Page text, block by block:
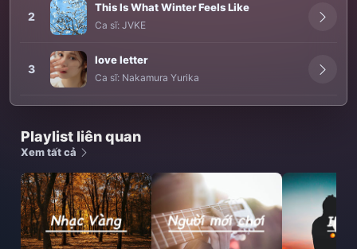
2
This Is What Winter Feels Like
Ca sĩ: JVKE
3
love letter
Ca sĩ: Nakamura Yurika
Playlist liên quan
Xem tất cả